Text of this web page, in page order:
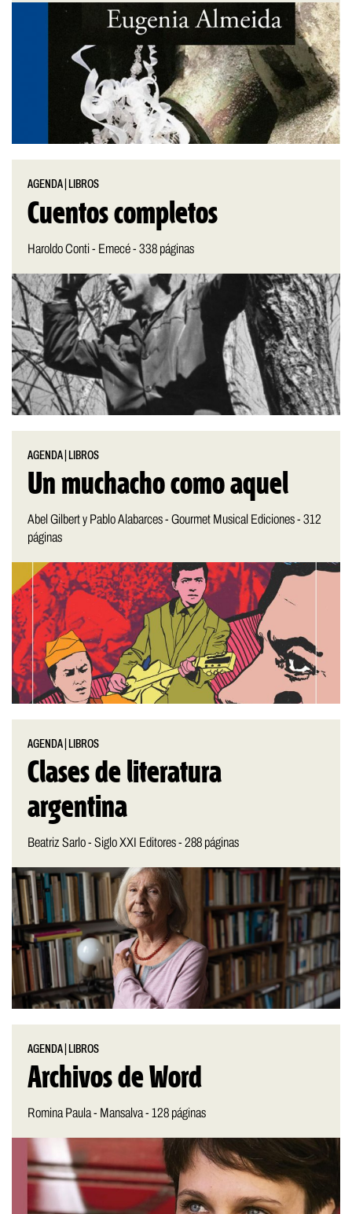
AGENDA LIBROS
Cuentos completos
Haroldo Conti - Emecé - 338 páginas
AGENDA LIBROS
Un muchacho como aquel
Abel Gilbert y Pablo Alabarces - Gourmet Musical Ediciones - 312
páginas
AGENDA LIBROS
Clases de literatura
argentina
Beatriz Sarlo - Siglo XXI Editores - 288 páginas
AGENDA LIBROS
Archivos de Word
Romina Paula - Mansalva - 128 páginas